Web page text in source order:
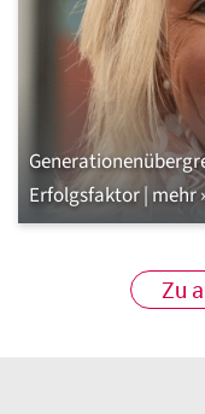
Erfolgsfaktor | mehr
Zu